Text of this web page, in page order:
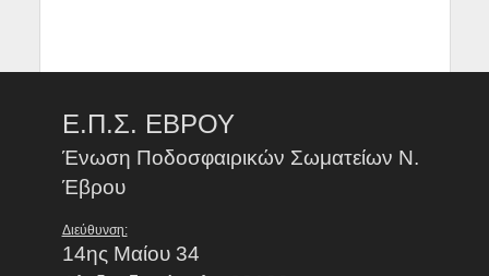
Ε.Π.Σ. ΕΒΡΟΥ
Ένωση Ποδοσφαιρικών Σωματείων Ν.
Έβρου
Διεύθυνση:
14ης Μαίου 34